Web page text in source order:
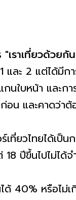
"เราเที่ยวด้วยกัน
1 และ 2 แต่ได้มี
นใบหน้า และก
อน และคาดว่าต้
เที่ยวไทยได้เป็
18 ปีขึ้นไปไม่ไ
ด้ 40% หรือไม่